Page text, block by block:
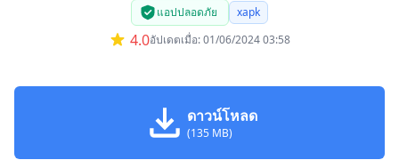
แอปปลอดภัย xapk
4.0อัปเดตเมื่อ: 01/06/2024 03:58
ดาวน์โหลด
(135 MB)